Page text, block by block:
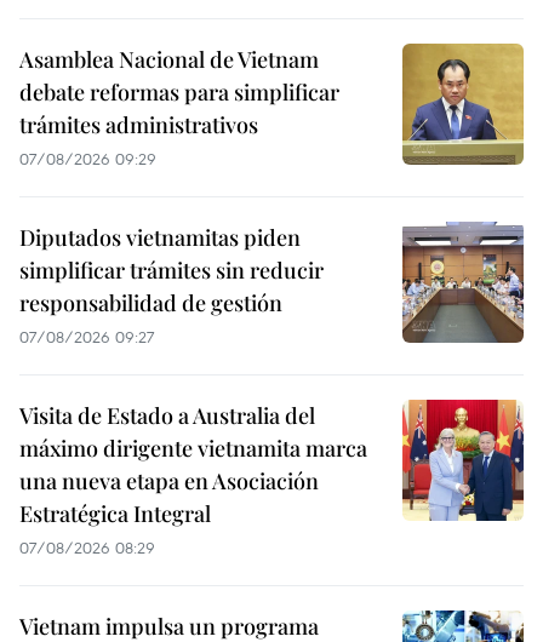
Asamblea Nacional de Vietnam
debate reformas para simplificar
trámites administrativos
07/08/2026 09:29
Diputados vietnamitas piden
simplificar trámites sin reducir
responsabilidad de gestión
07/08/2026 09:27
Visita de Estado a Australia del
máximo dirigente vietnamita marca
una nueva etapa en Asociación
Estratégica Integral
07/08/2026 08:29
Vietnam impulsa un programa